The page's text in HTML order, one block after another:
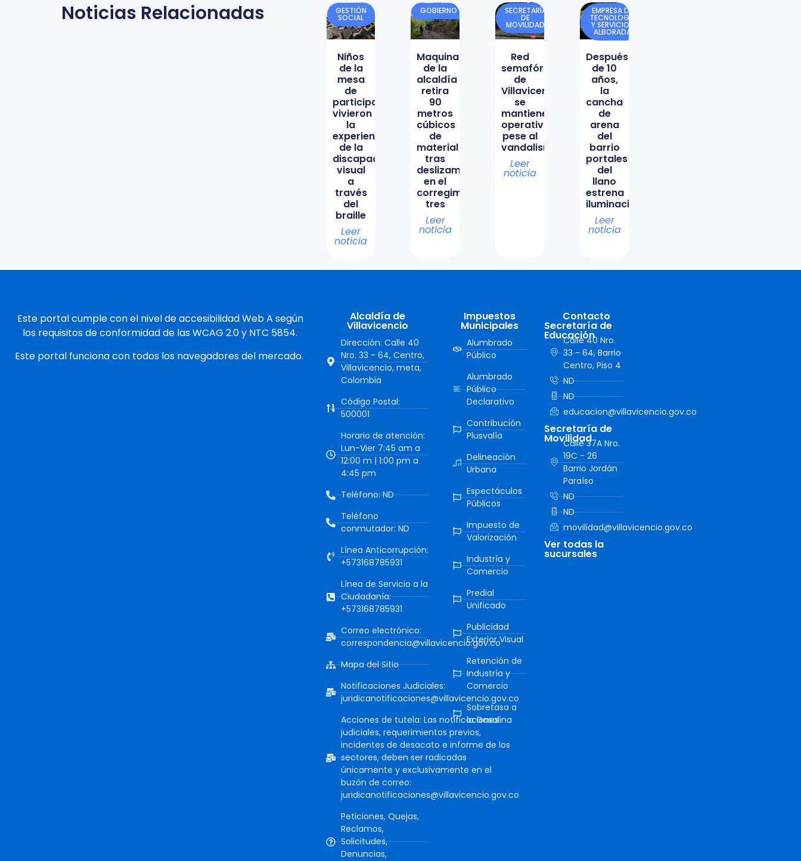
Noticias Relacionadas GESTIÓN
SOCIAL
Niños
de la
mesa
de
participación
vivieron
la
experiencia
de la
discapacidad
visual
a
través
del
braille
Leer
noticia
GOBIERNO
Maquinaria
de la
alcaldía
retira
90
metros
cúbicos
de
material
tras
deslizamiento
en el
corregimiento
tres
Leer
noticia
SECRETARÍA
DE
MOVILIDAD
Red
semafórica
de
Villavicencio
se
mantiene
operativa
pese al
vandalismo
Leer
noticia
EMPRESA DE
TECNOLOGÍA
Y SERVICIOS
ALBORADA
Después
de 10
años,
la
cancha
de
arena
del
barrio
portales
del
llano
estrena
iluminación
Leer
noticia
Este portal cumple con el nivel de accesibilidad Web A según
los requisitos de conformidad de las WCAG 2.0 y NTC 5854.
Este portal funciona con todos los navegadores del mercado.
Alcaldía de
Villavicencio
Dirección: Calle 40
Nro. 33 - 64, Centro,
Villavicencio, meta,
Colombia
Código Postal:
500001
Horario de atención:
Lun-Vier 7:45 am a
12:00 m | 1:00 pm a
4:45 pm
Teléfono: ND
Teléfono
conmutador: ND
Línea Anticorrupción:
+573168785931
Línea de Servicio a la
Ciudadanía:
+573168785931
Correo electrónico:
correspondencia@villavicencio.gov.co
Mapa del Sitio
Notificaciones Judiciales:
juridicanotificaciones@villavicencio.gov.co
Acciones de tutela: Las notificaciones
judiciales, requerimientos previos,
incidentes de desacato e informe de los
sectores, deben ser radicadas
únicamente y exclusivamente en el
buzón de correo:
juridicanotificaciones@villavicencio.gov.co
Peticiones, Quejas,
Reclamos,
Solicitudes,
Denuncias,
Impuestos
Municipales
Alumbrado
Público
Alumbrado
Público
Declarativo
Contribución
Plusvalía
Delineación
Urbana
Espectáculos
Públicos
Impuesto de
Valorización
Industría y
Comercio
Predial
Unificado
Publicidad
Exterior Visual
Retención de
Industría y
Comercio
Sobretasa a
la Gasolina
Contacto
Secretaría de
Educación
Calle 40 Nro.
33 - 64, Barrio
Centro, Piso 4
ND
ND
educacion@villavicencio.gov.co
Secretaría de
Movilidad
Calle 37A Nro.
19C - 26
Barrio Jordán
Paraíso
ND
ND
movilidad@villavicencio.gov.co
Ver todas la
sucursales